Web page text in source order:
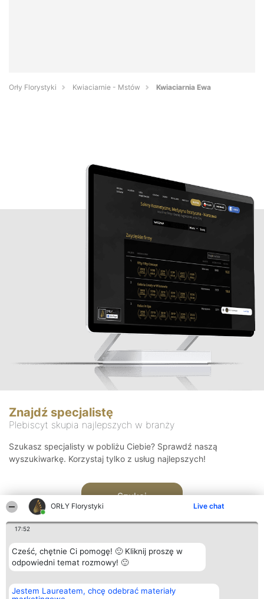
ORŁY Florystyki Live chat
17:52
Cześć, chętnie Ci pomogę! 🙂 Kliknij proszę w
odpowiedni temat rozmowy! 🙂
Jestem Laureatem, chcę odebrać materiały
Orły Florystyki Kwiaciarnie - Mstów Kwiaciarnia Ewa
Znajdź specjalistę
Plebiscyt skupia najlepszych w branży
Szukasz specjalisty w pobliżu Ciebie? Sprawdź naszą
wyszukiwarkę. Korzystaj tylko z usług najlepszych!
Szukaj
Organizator plebiscytu
Bright Side Solutions sp. z o.
Plebiscyt
Laureaci
Kontakt
Kontakt